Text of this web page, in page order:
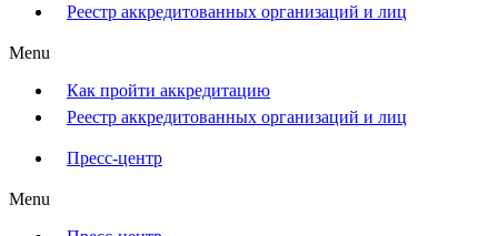
Реестр аккредитованных организаций и лиц
Menu
Как пройти аккредитацию
Реестр аккредитованных организаций и лиц
Пресс-центр
Menu